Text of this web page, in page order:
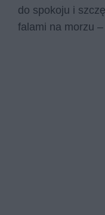
do spokoju i
falami na morzu